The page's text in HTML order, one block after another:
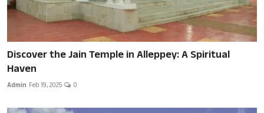
Discover the Jain Temple in Alleppey: A Spiritual
Haven
Admin Feb 19, 2025 0